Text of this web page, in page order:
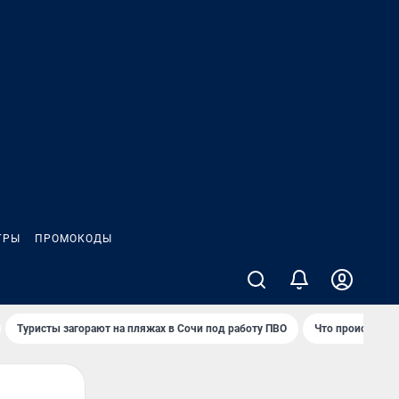
ПРОМОКОДЫ
Туристы загорают на пляжах в Сочи под работу ПВО Что происходит